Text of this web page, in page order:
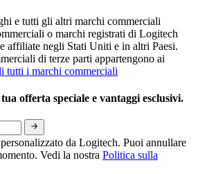
e tutti gli altri marchi commerciali
o marchi registrati di Logitech
affiliate negli Stati Uniti e in altri Paesi.
di terze parti appartengono ai
tutti i marchi commerciali
offerta speciale e vantaggi esclusivi.
da Logitech. Puoi annullare
Vedi la nostra Politica sulla